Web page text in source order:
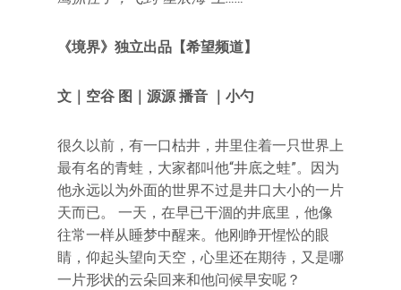
《境界》独立出品【希望频道】
文｜空谷 图｜源源 播音 ｜小勺
很久以前，有一口枯井，井里住着一只世界上
最有名的青蛙，大家都叫他“井底之蛙”。因为
他永远以为外面的世界不过是井口大小的一片
天而已。 一天，在早已干涸的井底里，他像
往常一样从睡梦中醒来。他刚睁开惺忪的眼
睛，仰起头望向天空，心里还在期待，又是哪
一片形状的云朵回来和他问候早安呢？